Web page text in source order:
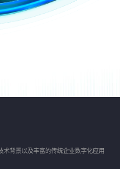
背景以及丰富的传统企业数字化应用